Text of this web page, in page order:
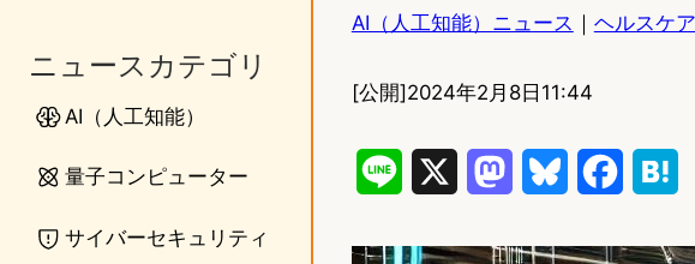
ニュースカテゴリ
AI（人工知能）
量子コンピューター
サイバーセキュリティ
AI（人工知能）ニュース ｜ ヘルスケ
[公開]2024年2月8日11:44